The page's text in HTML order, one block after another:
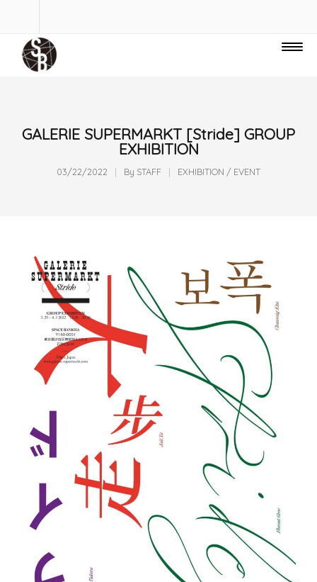
GALERIE SUPERMARKT [Stride] GROUP
EXHIBITION
03/22/2022 By STAFF EXHIBITION / EVENT